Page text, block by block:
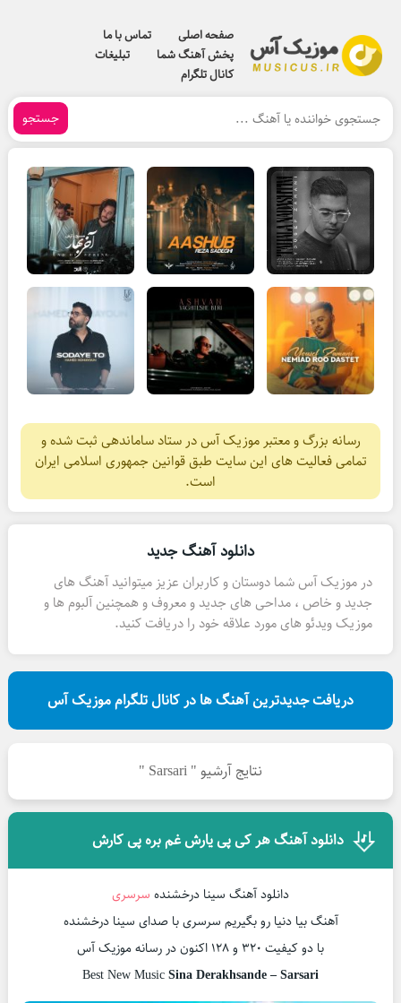
صفحه اصلی
تماس با ما
پخش آهنگ شما
تبلیغات
کانال تلگرام
جستجو
رسانه بزرگ و معتبر موزیک آس در ستاد ساماندهی ثبت شده و
تمامی فعالیت های این سایت طبق قوانین جمهوری اسلامی ایران
است.
دانلود آهنگ جدید
در موزیک آس شما دوستان و کاربران عزیز میتوانید آهنگ های
جدید و خاص ، مداحی های جدید و معروف و همچنین آلبوم ها و
موزیک ویدئو های مورد علاقه خود را دریافت کنید.
دریافت جدیدترین آهنگ ها در کانال تلگرام موزیک آس
نتایج آرشیو " Sarsari "
دانلود آهنگ هر کی پی یارش غم بره پی کارش
دانلود آهنگ سینا درخشنده سرسری
آهنگ بیا دنیا رو بگیریم سرسری با صدای سینا درخشنده
با دو کیفیت ۳۲۰ و ۱۲۸ اکنون در رسانه موزیک آس
Best New MusicSina Derakhsande – Sarsari